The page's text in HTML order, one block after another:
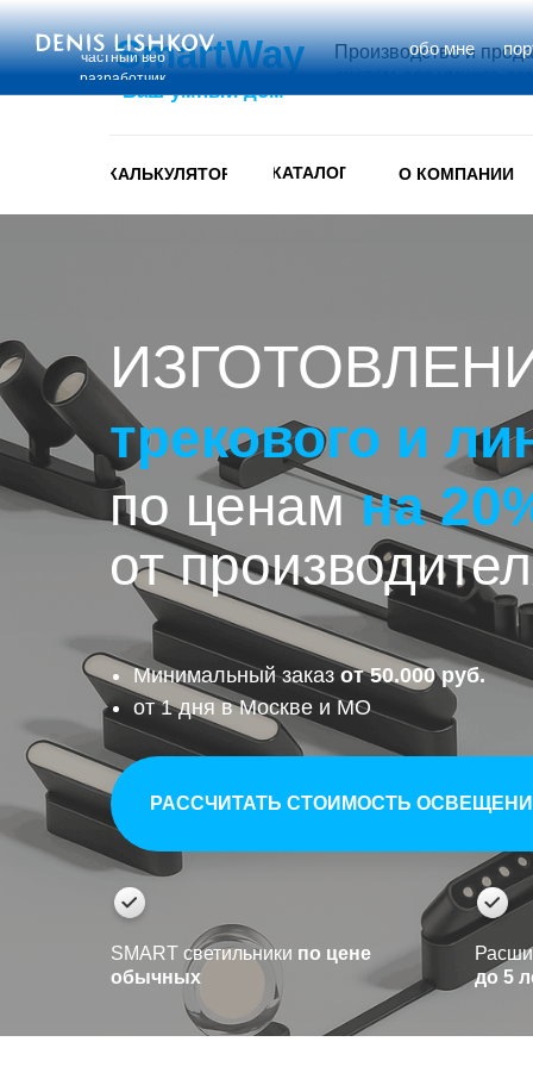
обо мне
частный веб
разработчик
О КОМПАНИИ
КАТАЛОГ
Производство и
КАЛЬКУЛЯТОР
SmartWay
Ваш умный дом
трекового и
по ценамна
от
РАССЧИТАТЬ СТОИМОСТЬ
до 5
SMART светильники по цене
обычных
Минимальный заказ от 50.000 руб.
от 1 дня в Москве и МО